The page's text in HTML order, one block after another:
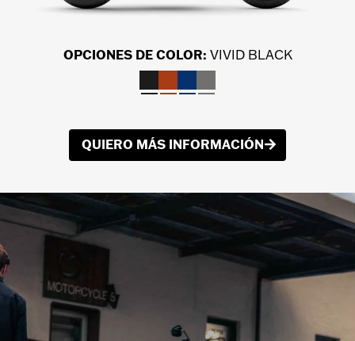
OPCIONES DE COLOR: VIVID BLACK
QUIERO MÁS INFORMACIÓN